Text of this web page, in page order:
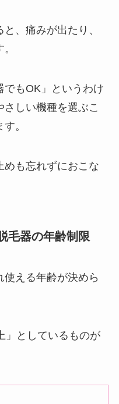
、痛みが出たり、
でもOK」というわけ
しい機種を選ぶこ
。
めも忘れずにおこな
毛器の年齢制限
える年齢が決めら
」としているものが